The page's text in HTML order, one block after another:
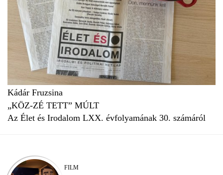
Kádár Fruzsina
„KÖZ-ZÉ TETT” MÚLT
Az Élet és Irodalom LXX. évfolyamának 30. számáról
FILM